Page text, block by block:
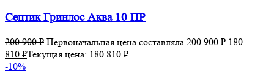
Септик Гринлос Аква 10 ПР
200 900₽ Первоначальная цена составляла 200 900 ₽. 180
810 ₽Текущая цена: 180 810 ₽.
-10%